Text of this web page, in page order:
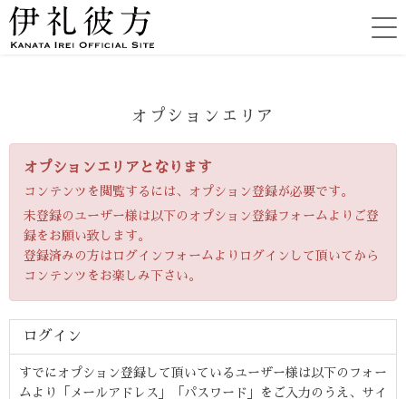
オプションエリア
オプションエリアとなります
コンテンツを閲覧するには、オプション登録が必要です。
未登録のユーザー様は以下のオプション登録フォームよりご登
録をお願い致します。
登録済みの方はログインフォームよりログインして頂いてから
コンテンツをお楽しみ下さい。
ログイン
すでにオプション登録して頂いているユーザー様は以下のフォー
ムより「メールアドレス」「パスワード」をご入力のうえ、サイ